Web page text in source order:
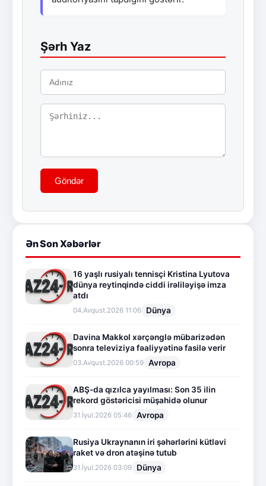
Şərh Yaz
Göndər
Ən Son Xəbərlər
16 yaşlı rusiyalı tennisçi Kristina Lyutova
dünya reytinqində ciddi irəliləyişə imza
atdı
04.Avqust.2026 11:06 Dünya
Davina Makkol xərçənglə mübarizədən
sonra televiziya fəaliyyətinə fasilə verir
03.Avqust.2026 00:59 Avropa
ABŞ-da qızılca yayılması: Son 35 ilin
rekord göstəricisi müşahidə olunur
31.İyul.2026 05:46 Avropa
Rusiya Ukraynanın iri şəhərlərini kütləvi
raket və dron atəşinə tutub
31.İyul.2026 03:09 Dünya